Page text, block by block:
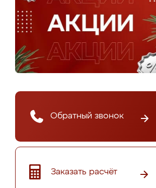
Обратный звонок
Заказать расчёт